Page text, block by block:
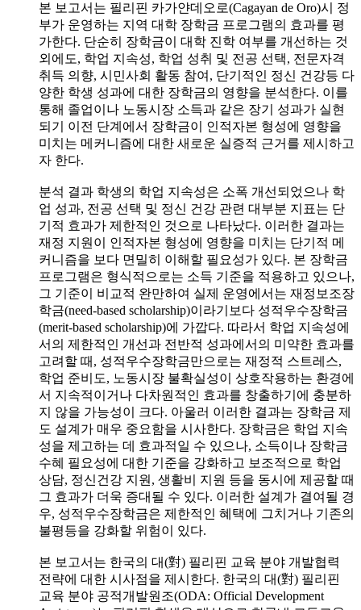
본 보고서는 필리핀 카가얀데오로(Cagayan de Oro)시 정
부가 운영하는 지역 대학 장학금 프로그램의 효과를 평
가한다. 단순히 장학금이 대학 진학 여부를 개선하는 것
외에도, 학업 지속성, 학업 성취 및 전공 선택, 전문자격
취득 의향, 시민사회 활동 참여, 단기적인 정신 건강등 다
양한 학생 성과에 대한 장학금의 영향을 분석한다. 이를
통해 졸업이나 노동시장 소득과 같은 장기 성과가 실현
되기 이전 단계에서 장학금이 인적자본 형성에 영향을
미치는 메커니즘에 대한 새로운 실증적 근거를 제시하고
자 한다.
분석 결과 학생의 학업 지속성은 소폭 개선되었으나 학
업 성과, 전공 선택 및 정신 건강 관련 대부분 지표는 단
기적 효과가 제한적인 것으로 나타났다. 이러한 결과는
재정 지원이 인적자본 형성에 영향을 미치는 단기적 메
커니즘을 보다 면밀히 이해할 필요성가 있다. 본 장학금
프로그램은 형식적으로는 소득 기준을 적용하고 있으나,
그 기준이 비교적 완만하여 실제 운영에서는 재정보조장
학금(need-based scholarship)이라기보다 성적우수장학금
(merit-based scholarship)에 가깝다. 따라서 학업 지속성에
서의 제한적인 개선과 전반적 성과에서의 미약한 효과를
고려할 때, 성적우수장학금만으로는 재정적 스트레스,
학업 준비도, 노동시장 불확실성이 상호작용하는 환경에
서 지속적이거나 다차원적인 효과를 창출하기에 충분하
지 않을 가능성이 크다. 아울러 이러한 결과는 장학금 제
도 설계가 매우 중요함을 시사한다. 장학금은 학업 지속
성을 제고하는 데 효과적일 수 있으나, 소득이나 장학금
수혜 필요성에 대한 기준을 강화하고 보조적으로 학업
상담, 정신건강 지원, 생활비 지원 등을 동시에 제공할 때
그 효과가 더욱 증대될 수 있다. 이러한 설계가 결여될 경
우, 성적우수장학금은 제한적인 혜택에 그치거나 기존의
불평등을 강화할 위험이 있다.
본 보고서는 한국의 대(對) 필리핀 교육 분야 개발협력
전략에 대한 시사점을 제시한다. 한국의 대(對) 필리핀
교육 분야 공적개발원조(ODA: Official Development